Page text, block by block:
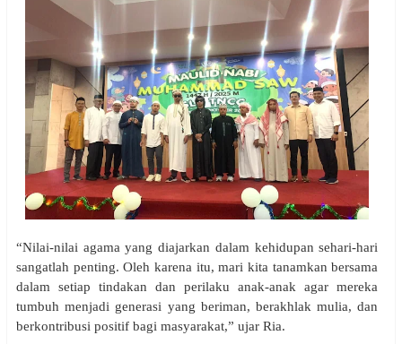
“Nilai-nilai agama yang diajarkan dalam kehidupan sehari-hari
sangatlah penting. Oleh karena itu, mari kita tanamkan bersama
dalam setiap tindakan dan perilaku anak-anak agar mereka
tumbuh menjadi generasi yang beriman, berakhlak mulia, dan
berkontribusi positif bagi masyarakat,” ujar Ria.